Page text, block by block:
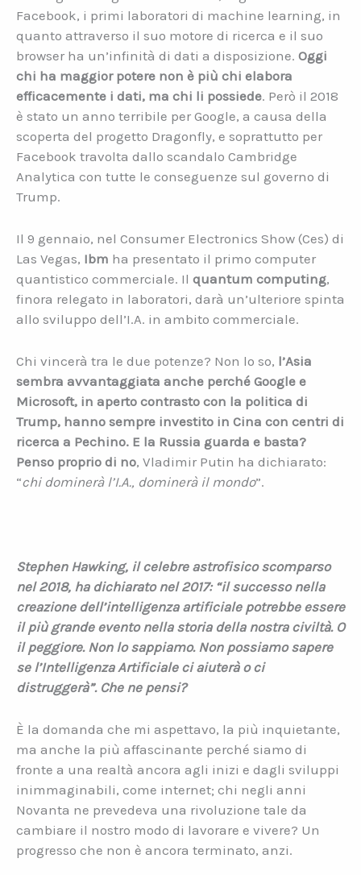
Facebook, i primi laboratori di machine learning, in
quanto attraverso il suo motore di ricerca e il suo
browser ha un’infinità di dati a disposizione. Oggi
chi ha maggior potere non è più chi elabora
efficacemente i dati, ma chi li possiede. Però il 2018
è stato un anno terribile per Google, a causa della
scoperta del progetto Dragonfly, e soprattutto per
Facebook travolta dallo scandalo Cambridge
Analytica con tutte le conseguenze sul governo di
Trump.
Il 9 gennaio, nel Consumer Electronics Show (Ces) di
Las Vegas, Ibm ha presentato il primo computer
quantistico commerciale. Il quantum computing,
finora relegato in laboratori, darà un’ulteriore spinta
allo sviluppo dell’I.A. in ambito commerciale.
Chi vincerà tra le due potenze? Non lo so, l’Asia
sembra avvantaggiata anche perché Google e
Microsoft, in aperto contrasto con la politica di
Trump, hanno sempre investito in Cina con centri di
ricerca a Pechino. E la Russia guarda e basta?
Penso proprio di no, Vladimir Putin ha dichiarato:
“chi dominerà l’I.A., dominerà il mondo”.
Stephen Hawking, il celebre astrofisico scomparso
nel 2018, ha dichiarato nel 2017: “il successo nella
creazione dell’intelligenza artificiale potrebbe essere
il più grande evento nella storia della nostra civiltà. O
il peggiore. Non lo sappiamo. Non possiamo sapere
se l’Intelligenza Artificiale ci aiuterà o ci
distruggerà”. Che ne pensi?
È la domanda che mi aspettavo, la più inquietante,
ma anche la più affascinante perché siamo di
fronte a una realtà ancora agli inizi e dagli sviluppi
inimmaginabili, come internet; chi negli anni
Novanta ne prevedeva una rivoluzione tale da
cambiare il nostro modo di lavorare e vivere? Un
progresso che non è ancora terminato, anzi.